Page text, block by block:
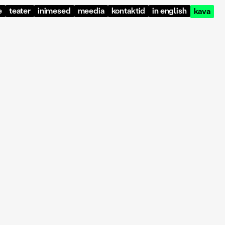
teater inimesed meedia kontaktid in english kava